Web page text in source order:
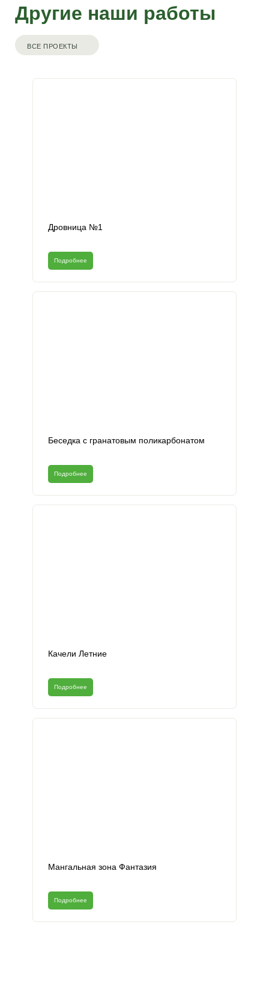
Другие наши работы
ВСЕ ПРОЕКТЫ
Дровница №1
Подробнее
Беседка с гранатовым поликарбонатом
Подробнее
Качели Летние
Подробнее
Мангальная зона Фантазия
Подробнее